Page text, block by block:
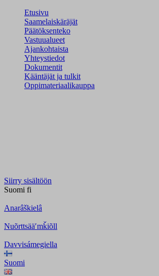
Etusivu
Saamelaiskäräjät
Päätöksenteko
Vastuualueet
Ajankohtaista
Yhteystiedot
Dokumentit
Kääntäjät ja tulkit
Oppimateriaalikauppa
Siirry sisältöön
Suomi fi
Anarâškielâ
Nuõrttsääʹmǩiõll
Davvisámegiella
Suomi